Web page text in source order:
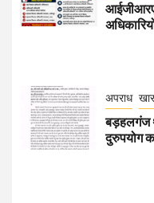
अपराध
बड़हलगंज
दुरुपयोग